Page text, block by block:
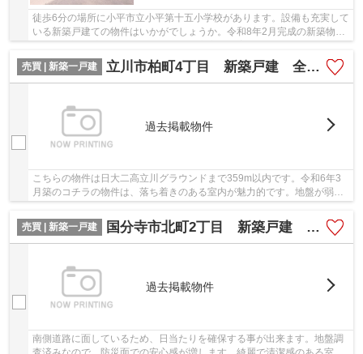
徒歩6分の場所に小平市立小平第十五小学校があります。設備も充実して
いる新築戸建ての物件はいかがでしょうか。令和8年2月完成の新築物
売買 | 新築一戸建
立川市柏町4丁目 新築戸建 全3棟
過去掲載物件
こちらの物件は日大二高立川グラウンドまで359m以内です。令和6年3
月築のコチラの物件は、落ち着きのある室内が魅力的です。地盤が弱い
売買 | 新築一戸建
国分寺市北町2丁目 新築戸建 全1棟
過去掲載物件
南側道路に面しているため、日当たりを確保する事が出来ます。地盤調